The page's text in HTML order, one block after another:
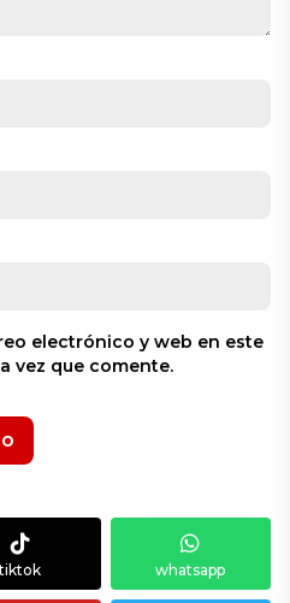
electrónico y web en este
vez que comente.
tiktok whatsapp